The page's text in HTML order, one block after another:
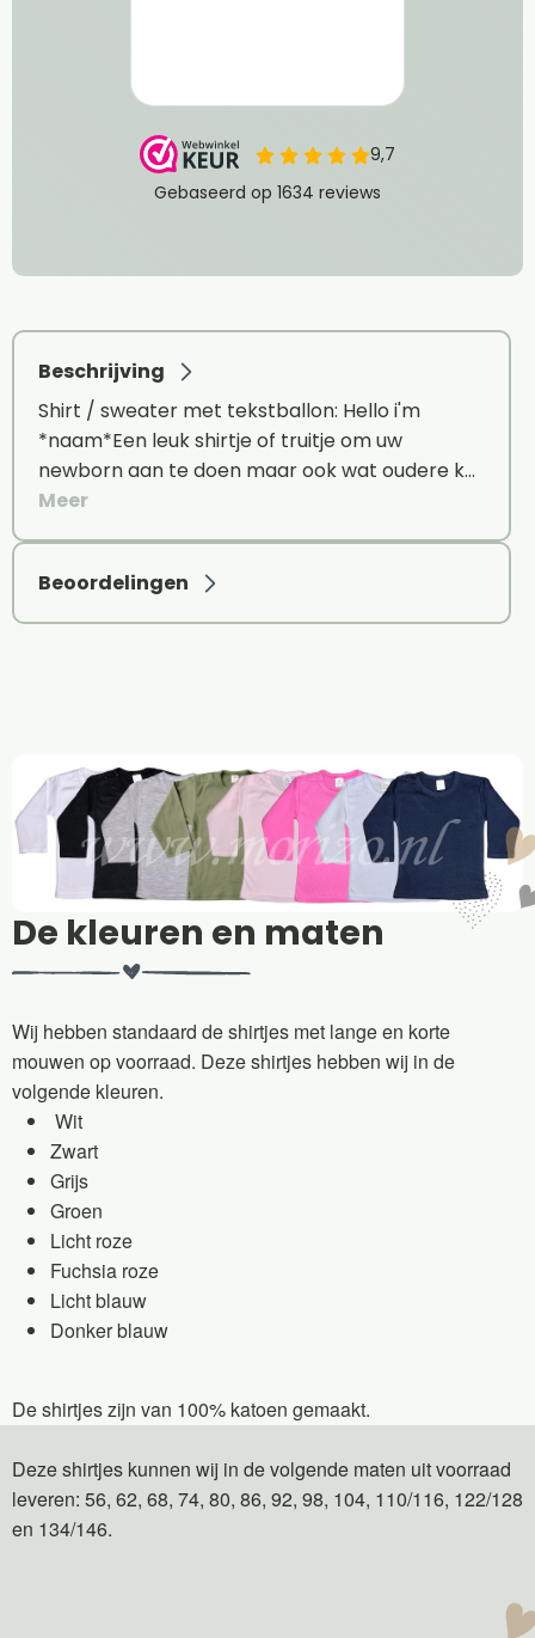
Beschrijving
Shirt / sweater met tekstballon: Hello i'm
*naam*Een leuk shirtje of truitje om uw
newborn aan te doen maar ook wat oudere k…
Meer
Beoordelingen
De kleuren en maten
Wij hebben standaard de shirtjes met lange en korte
mouwen op voorraad. Deze shirtjes hebben wij in de
volgende kleuren.
Wit
Zwart
Grijs
Groen
Licht roze
Fuchsia roze
Licht blauw
Donker blauw
De shirtjes zijn van 100% katoen gemaakt.
Deze shirtjes kunnen wij in de volgende maten uit voorraad
leveren: 56, 62, 68, 74, 80, 86, 92, 98, 104, 110/116, 122/128
en 134/146.